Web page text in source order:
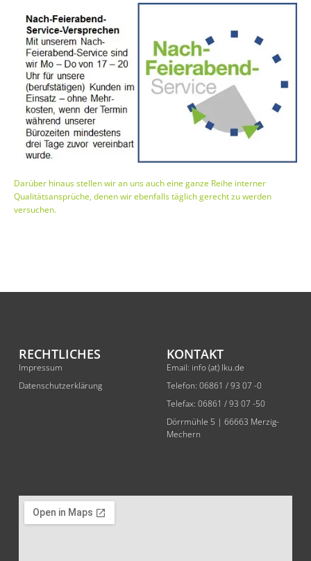
Darüber hinaus stellen wir an uns auch eine ganze Reihe interner
Qualitätsansprüche, denen wir ebenfalls täglich gerecht zu werden
versuchen.
RECHTLICHES
Impressum
Datenschutzerklärung
KONTAKT
Email: info (at) lku.de
Telefon: 06861 / 93 07 -0
Telefax: 06861 / 93 07 -50
Dörrmühle 5 | 66663 Merzig-
Mechern